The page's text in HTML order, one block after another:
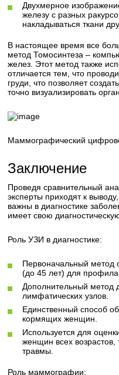
Двухмерное
железу с разных
накладываться ткани
В настоящее время все
метод Томосинтеза –
желез. Этот метод также
отличается тем, что
груди, что позволяет
точно визуализировать орган.
Маммографический
Заключение
Проведя сравнительный
эксперты приходят к
важны в диагностике
имеет свою
Роль УЗИ в диагностике:
Первоначальный
(до 45 лет) для
Дополнительный метод
лимфатических узлов.
Единственный способ
кормящих женщин.
Используется для
женщин всех возрастов,
травмы.
Роль маммографии: